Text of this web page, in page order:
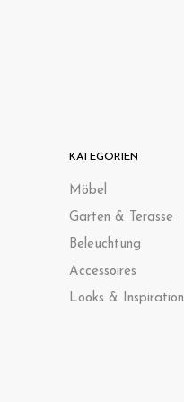
KATEGORIEN
Möbel
Garten & Terasse
Beleuchtung
Accessoires
Looks & Inspiration